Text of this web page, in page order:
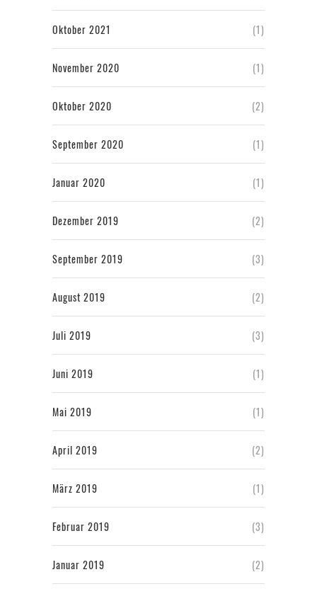
Oktober 2021 (1)
November 2020 (1)
Oktober 2020 (2)
September 2020 (1)
Januar 2020 (1)
Dezember 2019 (2)
September 2019 (3)
August 2019 (2)
Juli 2019 (3)
Juni 2019 (1)
Mai 2019 (1)
April 2019 (2)
März 2019 (1)
Februar 2019 (3)
Januar 2019 (2)